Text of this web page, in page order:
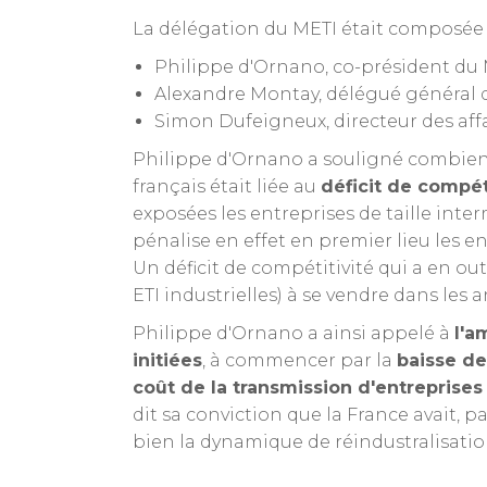
La délégation du METI était
Philippe d'Ornano, co-président du
Alexandre Montay, délégué général
Simon Dufeigneux, directeur des
Philippe d'Ornano a souligné
français était liée au déficit de
exposées les entreprises de taille
pénalise en effet en premier lieu les
Un déficit de compétitivité qui a en
ETI industrielles) à se vendre dans les
Philippe d'Ornano a ainsi appelé à
initiées, à commencer par la baisse
coût de la transmission d'entreprises
dit sa conviction que la France avait,
bien la dynamique de